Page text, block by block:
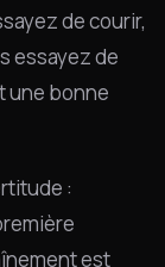
de courir,
essayez de
une bonne
:
est